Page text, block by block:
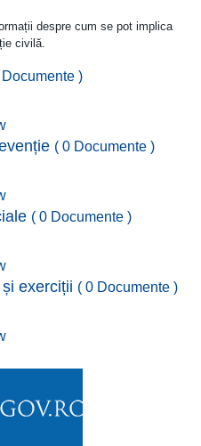
despre cum se pot implica
civilă.
Documente )
( 0 Documente )
( 0 Documente )
exerciții ( 0 Documente )